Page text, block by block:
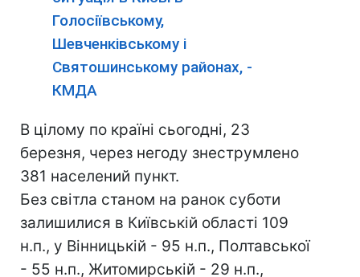
Голосіївському,
Шевченківському і
Святошинському районах, -
КМДА
В цілому по країні сьогодні, 23
березня, через негоду знеструмлено
381 населений пункт.
Без світла станом на ранок суботи
залишилися в Київській області 109
н.п., у Вінницькій - 95 н.п., Полтавської
- 55 н.п., Житомирській - 29 н.п.,